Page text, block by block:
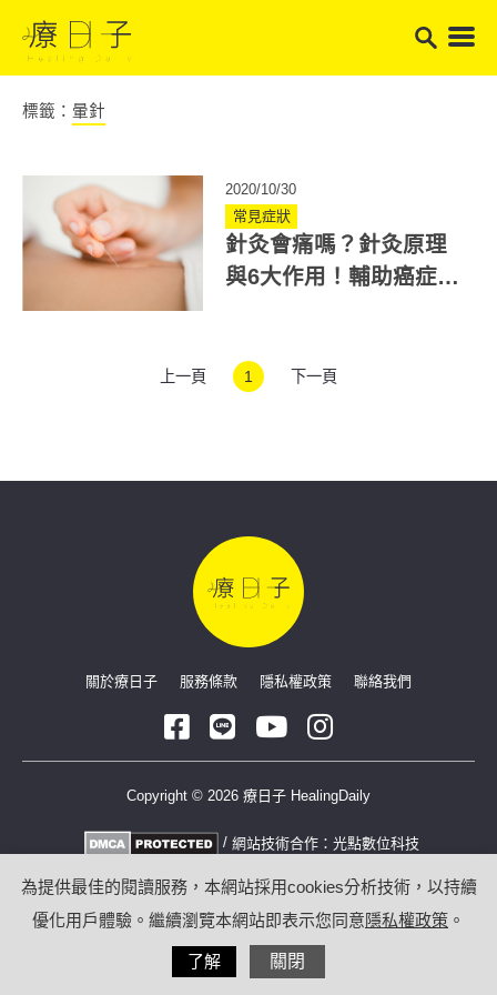
標籤： 暈針
2020/10/30
常見症狀
針灸會痛嗎？針灸原理
與6大作用！輔助癌症、
上一頁 1 下一頁
關於療日子 服務條款 隱私權政策 聯絡我們
Copyright © 2026 療日子 HealingDaily
/ 網站技術合作： 光點數位科技
為提供最佳的閱讀服務，本網站採用cookies分析技術，以持續
優化用戶體驗。繼續瀏覽本網站即表示您同意隱私權政策 。
了解 關閉